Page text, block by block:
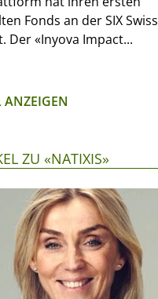
Fonds an der SIX Swiss
Der «Inyova Impact...
ANZEIGEN
ZU «NATIXIS»